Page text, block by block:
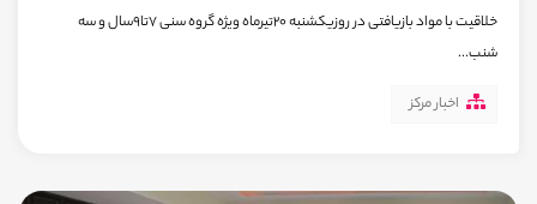
خلاقیت با مواد بازیافتی در روزیکشنبه 20تیرماه ویژه گروه سنی 7تا9سال و سه
شنب...
اخبار مرکز